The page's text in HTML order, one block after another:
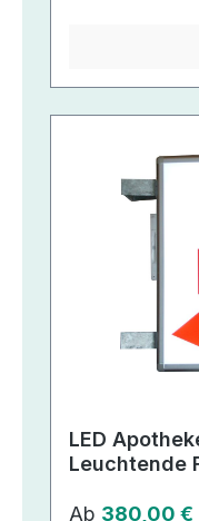
LED
Leuchtende
Regulärer
Ab 380,00 €